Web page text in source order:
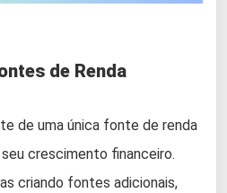
de Renda
de uma única fonte de renda
crescimento financeiro.
criando fontes adicionais,